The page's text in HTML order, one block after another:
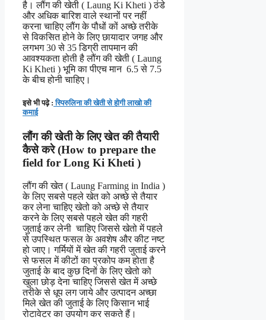
है। लौंग की खेती ( Laung Ki Kheti ) ठंडे
और अधिक बारिश वाले स्थानों पर नहीं
करना चाहिए लौंग के पौधों कों अच्छे तरीके
से विकसित होने के लिए छायादार जगह और
लगभग 30 से 35 डिग्री तापमान की
आवश्यकता होती है लौंग की खेती ( Laung
Ki Kheti ) भूमि का पीएच मान 6.5 से 7.5
के बीच होनी चाहिए।
इसे भी पढ़े : स्पिरुलिना की खेती से होगी लाखो की
कमाई
लौंग की खेती के लिए खेत की तैयारी
कैसे करे (How to prepare the
field for Long Ki Kheti )
लौंग की खेत ( Laung Farming in India )
के लिए सबसे पहले खेत को अच्छे से तैयार
कर लेना चाहिए खेतो को अच्छे से तैयार
करने के लिए सबसे पहले खेत की गहरी
जुताई कर लेनी चाहिए जिससे खेतो में पहले
से उपस्थित फसल के अवशेष और कीट नष्ट
हो जाए। गर्मियों में खेत की गहरी जुताई करने
से फसल में कीटों का प्रकोप कम होता है
जुताई के बाद कुछ दिनों के लिए खेतो को
खुला छोड़ देना चाहिए जिससे खेत में अच्छे
तरीके से धूप लग जाये और उत्पादन अच्छा
मिले खेत की जुताई के लिए किसान भाई
रोटावेटर का उपयोग कर सकते हैं।